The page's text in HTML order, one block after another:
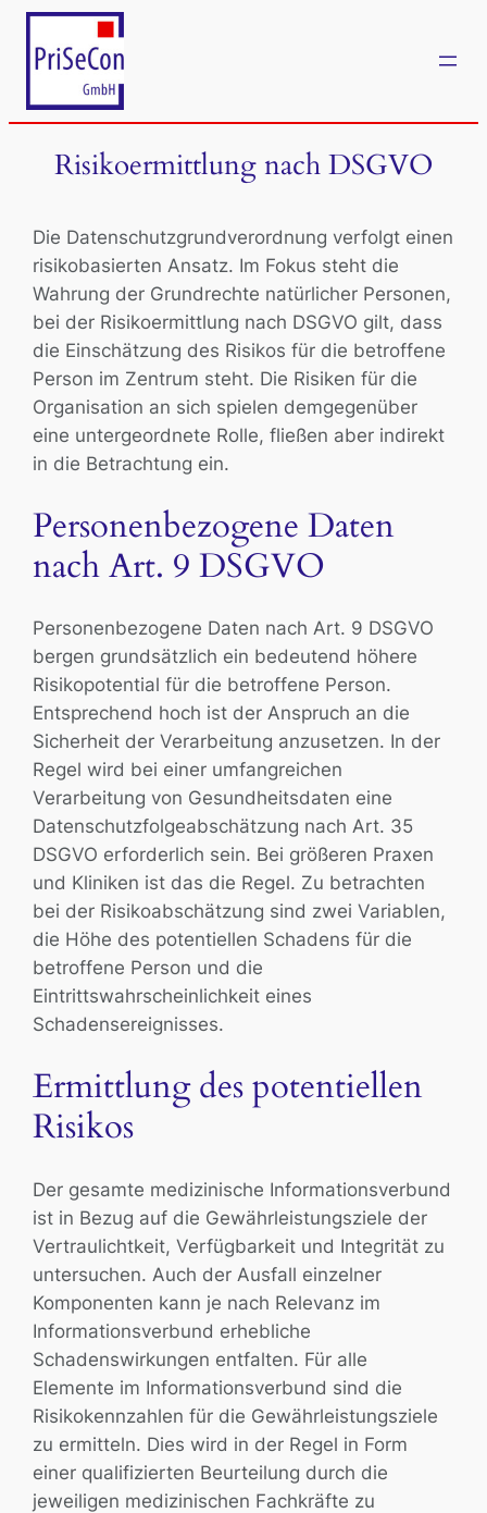
Zum
Inhalt
Risikoermittlung nach DSGVO
Die Datenschutzgrundverordnung verfolgt einen
risikobasierten Ansatz. Im Fokus steht die
Wahrung der Grundrechte natürlicher Personen,
bei der Risikoermittlung nach DSGVO gilt, dass
die Einschätzung des Risikos für die betroffene
Person im Zentrum steht. Die Risiken für die
Organisation an sich spielen demgegenüber
eine untergeordnete Rolle, fließen aber indirekt
in die Betrachtung ein.
Personenbezogene Daten
nach Art. 9 DSGVO
Personenbezogene Daten nach Art. 9 DSGVO
bergen grundsätzlich ein bedeutend höhere
Risikopotential für die betroffene Person.
Entsprechend hoch ist der Anspruch an die
Sicherheit der Verarbeitung anzusetzen. In der
Regel wird bei einer umfangreichen
Verarbeitung von Gesundheitsdaten eine
Datenschutzfolgeabschätzung nach Art. 35
DSGVO erforderlich sein. Bei größeren Praxen
und Kliniken ist das die Regel. Zu betrachten
bei der Risikoabschätzung sind zwei Variablen,
die Höhe des potentiellen Schadens für die
betroffene Person und die
Eintrittswahrscheinlichkeit eines
Schadensereignisses.
Ermittlung des potentiellen
Risikos
Der gesamte medizinische Informationsverbund
ist in Bezug auf die Gewährleistungsziele der
Vertraulichtkeit, Verfügbarkeit und Integrität zu
untersuchen. Auch der Ausfall einzelner
Komponenten kann je nach Relevanz im
Informationsverbund erhebliche
Schadenswirkungen entfalten. Für alle
Elemente im Informationsverbund sind die
Risikokennzahlen für die Gewährleistungsziele
zu ermitteln. Dies wird in der Regel in Form
einer qualifizierten Beurteilung durch die
jeweiligen medizinischen Fachkräfte zu